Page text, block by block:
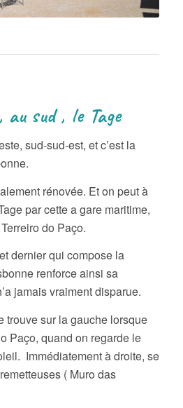
sud , le Tage
sud-sud-est, et c’est la
rénovée. Et on peut à
par cette a gare maritime,
do Paço.
dernier qui compose la
renforce ainsi sa
jamais vraiment disparue.
trouve sur la gauche lorsque
Paço, quand on regarde le
Immédiatement à droite, se
( Muro das